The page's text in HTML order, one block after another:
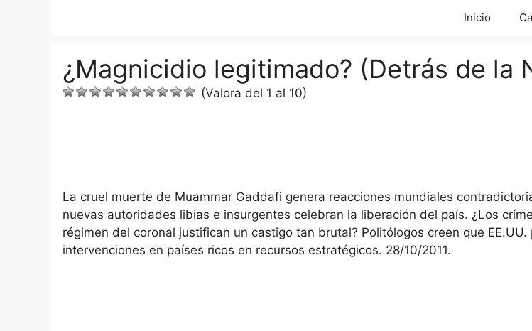
Inicio
¿Magnicidio legitimado? (Detrás de la
(Valora del 1 al 10)
La cruel muerte de Muammar Gaddafi genera reacciones mundiales
nuevas autoridades libias e insurgentes celebran la liberación del país. ¿Los
régimen del coronal justifican un castigo tan brutal? Politólogos creen que EE.UU.
intervenciones en países ricos en recursos estratégicos. 28/10/2011.